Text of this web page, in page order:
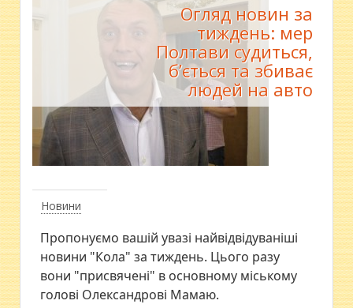
Новини
Огляд новин за
тиждень: мер
Полтави судиться,
б’ється та збиває
людей на авто
Пропонуємо вашій увазі найвідвідуваніші
новини "Кола" за тиждень. Цього разу
вони "присвячені" в основному міському
голові Олександрові Мамаю.